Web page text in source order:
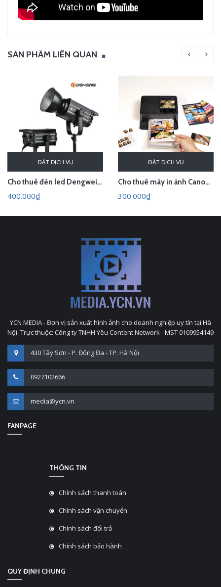
SẢN PHẨM LIÊN QUAN
ĐẶT DỊCH VỤ
Cho thuê đèn led Dengwei KK300Bi kèm softbox
400.000₫
ĐẶT DỊCH VỤ
Cho thuê máy in ảnh Canon SELPHY CP1500
300.000₫
YCN MEDIA - Đơn vị sản xuất hình ảnh cho doanh nghiệp uy tín tại Hà
Nội. Trực thuộc: Công ty TNHH Yêu Content Network - MST 0109954149
430 Tây Sơn - P. Đống Đa - TP. Hà Nội
0927102666
media@ycn.vn
FANPAGE
THÔNG TIN
Chính sách thanh toán
Chính sách vận chuyển
Chính sách đổi trả
Chính sách bảo hành
QUY ĐỊNH CHUNG